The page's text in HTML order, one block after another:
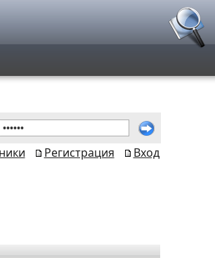
Регистрация Вход